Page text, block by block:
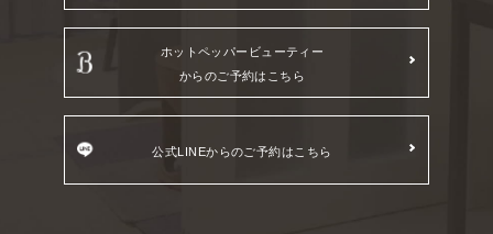
ホットペッパービューティー
からのご予約はこちら
公式LINEからのご予約はこちら